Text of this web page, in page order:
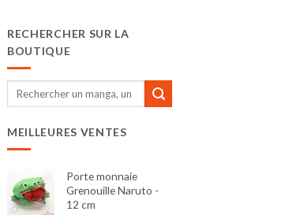
RECHERCHER SUR LA
BOUTIQUE
Recherche
MEILLEURES VENTES
Porte monnaie
Grenouille Naruto -
12 cm